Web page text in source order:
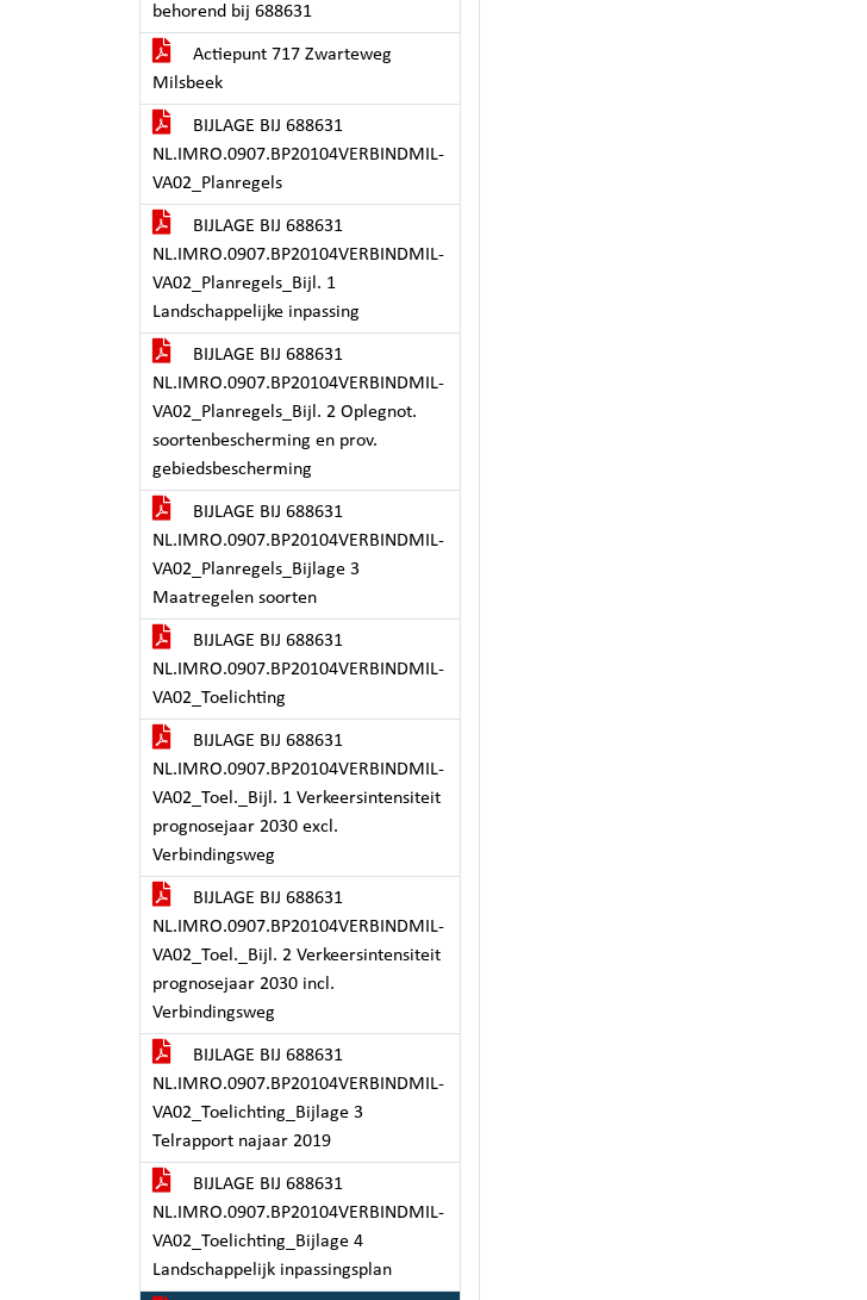
behorend bij 688631
Actiepunt 717 Zwarteweg
Milsbeek
BIJLAGE BIJ 688631
NL.IMRO.0907.BP20104VERBINDMIL-
VA02_Planregels
BIJLAGE BIJ 688631
NL.IMRO.0907.BP20104VERBINDMIL-
VA02_Planregels_Bijl. 1
Landschappelijke inpassing
BIJLAGE BIJ 688631
NL.IMRO.0907.BP20104VERBINDMIL-
VA02_Planregels_Bijl. 2 Oplegnot.
soortenbescherming en prov.
gebiedsbescherming
BIJLAGE BIJ 688631
NL.IMRO.0907.BP20104VERBINDMIL-
VA02_Planregels_Bijlage 3
Maatregelen soorten
BIJLAGE BIJ 688631
NL.IMRO.0907.BP20104VERBINDMIL-
VA02_Toelichting
BIJLAGE BIJ 688631
NL.IMRO.0907.BP20104VERBINDMIL-
VA02_Toel._Bijl. 1 Verkeersintensiteit
prognosejaar 2030 excl.
Verbindingsweg
BIJLAGE BIJ 688631
NL.IMRO.0907.BP20104VERBINDMIL-
VA02_Toel._Bijl. 2 Verkeersintensiteit
prognosejaar 2030 incl.
Verbindingsweg
BIJLAGE BIJ 688631
NL.IMRO.0907.BP20104VERBINDMIL-
VA02_Toelichting_Bijlage 3
Telrapport najaar 2019
BIJLAGE BIJ 688631
NL.IMRO.0907.BP20104VERBINDMIL-
VA02_Toelichting_Bijlage 4
Landschappelijk inpassingsplan